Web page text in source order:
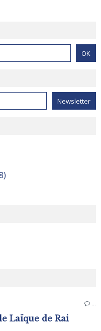
…
Laïque de Rai